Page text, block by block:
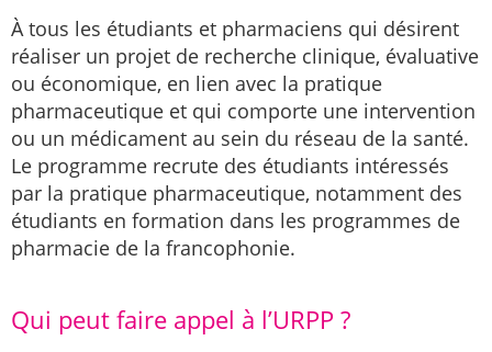
À tous les étudiants et pharmaciens qui désirent
réaliser un projet de recherche clinique, évaluative
ou économique, en lien avec la pratique
pharmaceutique et qui comporte une intervention
ou un médicament au sein du réseau de la santé.
Le programme recrute des étudiants intéressés
par la pratique pharmaceutique, notamment des
étudiants en formation dans les programmes de
pharmacie de la francophonie.
Qui peut faire appel à l’URPP ?